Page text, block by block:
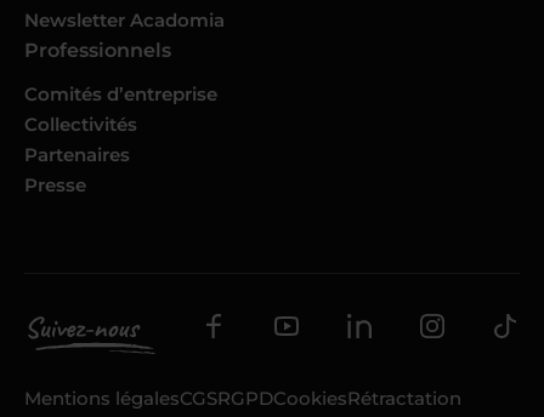
Newsletter Acadomia
Professionnels
Comités d’entreprise
Collectivités
Partenaires
Presse
Mentions légalesCGSRGPDCookiesRétractation